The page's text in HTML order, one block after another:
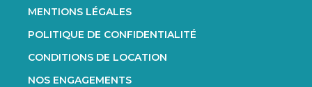
MENTIONS LÉGALES
POLITIQUE DE CONFIDENTIALITÉ
CONDITIONS DE LOCATION
NOS ENGAGEMENTS